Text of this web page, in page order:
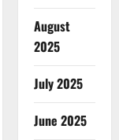
August
2025
July 2025
June 2025